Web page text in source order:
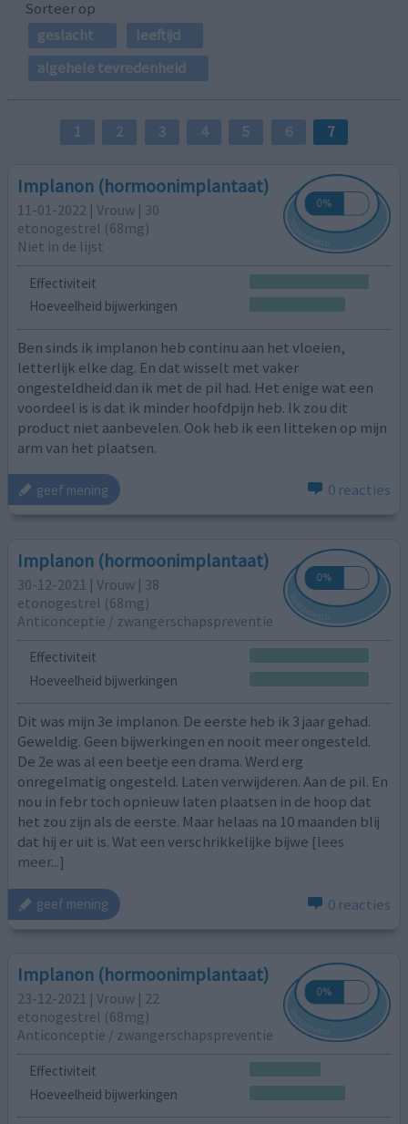
Sorteer op
geslacht
leeftijd
algehele tevredenheid
1 2 3 4 5 6 7
Implanon (hormoonimplantaat)
11-01-2022 | Vrouw | 30
etonogestrel (68mg)
Niet in de lijst
Effectiviteit
Hoeveelheid bijwerkingen
Ben sinds ik implanon heb continu aan het vloeien,
letterlijk elke dag. En dat wisselt met vaker
ongesteldheid dan ik met de pil had. Het enige wat een
voordeel is is dat ik minder hoofdpijn heb. Ik zou dit
product niet aanbevelen. Ook heb ik een litteken op mijn
arm van het plaatsen.
geef mening 0 reacties
Implanon (hormoonimplantaat)
30-12-2021 | Vrouw | 38
etonogestrel (68mg)
Anticonceptie / zwangerschapspreventie
Effectiviteit
Hoeveelheid bijwerkingen
Dit was mijn 3e implanon. De eerste heb ik 3 jaar gehad.
Geweldig. Geen bijwerkingen en nooit meer ongesteld.
De 2e was al een beetje een drama. Werd erg
onregelmatig ongesteld. Laten verwijderen. Aan de pil. En
nou in febr toch opnieuw laten plaatsen in de hoop dat
het zou zijn als de eerste. Maar helaas na 10 maanden blij
dat hij er uit is. Wat een verschrikkelijke bijwe [lees
meer...]
geef mening 0 reacties
Implanon (hormoonimplantaat)
23-12-2021 | Vrouw | 22
etonogestrel (68mg)
Anticonceptie / zwangerschapspreventie
Effectiviteit
Hoeveelheid bijwerkingen